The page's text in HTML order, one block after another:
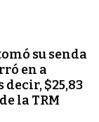
su senda
en a
decir, $25,83
la TRM